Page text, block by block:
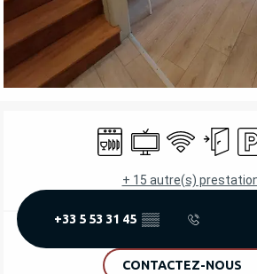
OUVERTURE ET
Lave vaisselle
Télévision
WiFi Entrée
+ 15 autre(s)
+33 5 53 31 45 ▒▒
CONTACTEZ-NOUS